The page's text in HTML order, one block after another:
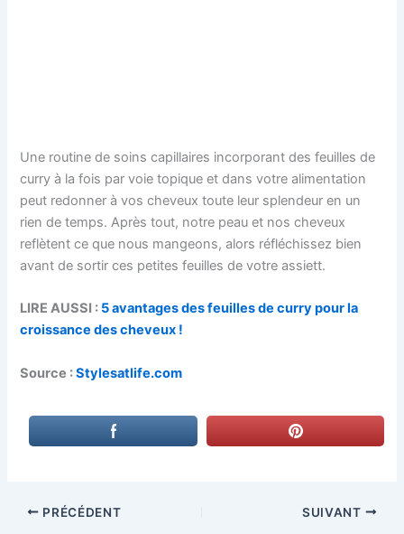
Une routine de soins capillaires incorporant des feuilles de
curry à la fois par voie topique et dans votre alimentation
peut redonner à vos cheveux toute leur splendeur en un
rien de temps. Après tout, notre peau et nos cheveux
reflètent ce que nous mangeons, alors réfléchissez bien
avant de sortir ces petites feuilles de votre assiett.
LIRE AUSSI : 5 avantages des feuilles de curry pour la
croissance des cheveux !
Source :Stylesatlife.com
PRÉCÉDENT SUIVANT